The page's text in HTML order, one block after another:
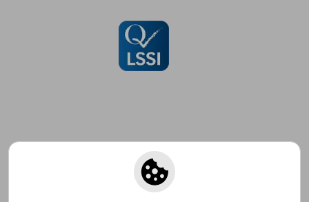
Suscríbete para recibir ofertas y
promociones